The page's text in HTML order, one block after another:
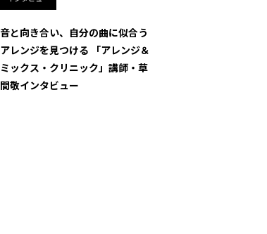
音と向き合い、自分の曲に似合う
アレンジを見つける 「アレンジ＆
ミックス・クリニック」講師・草
間敬インタビュー